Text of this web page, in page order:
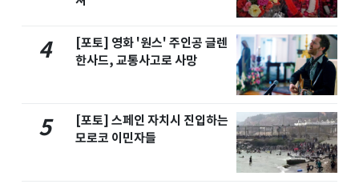
4
[포토] 영화 '원스' 주인공 글렌
한사드, 교통사고로 사망
5
[포토] 스페인 자치시 진입하는
모로코 이민자들